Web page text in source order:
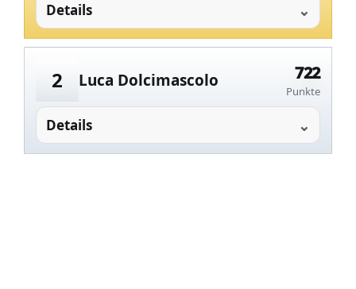
Details
2 Luca Dolcimascolo 722
Punkte
Details